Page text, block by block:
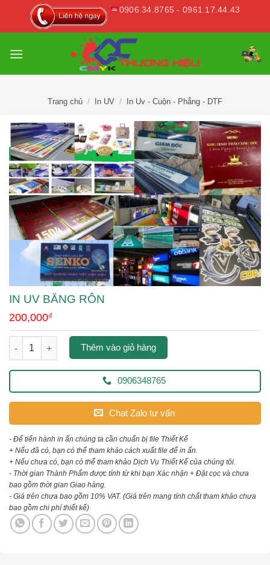
0906.34.8765 - 0961.17.44.43
Trang chủ / In UV / In Uv - Cuộn - Phẳng - DTF
IN UV BĂNG RÔN
200,000₫
in uv băng rôn số lượngThêm vào giỏ hàng
0906348765
Chat Zalo tư vấn
- Để tiến hành in ấn chúng ta cần chuẩn bị file Thiết Kế
+ Nếu đã có, bạn có thể tham khảo cách xuất file để in ấn.
+ Nếu chưa có, bạn có thể tham khảo Dịch Vụ Thiết Kế của chúng tôi.
- Thời gian Thành Phẩm được tính từ khi bạn Xác nhận + Đặt cọc và chưa
bao gồm thời gian Giao hàng.
- Giá trên chưa bao gồm 10% VAT. (Giá trên mang tính chất tham khảo chưa
bao gồm chi phí thiết kế)